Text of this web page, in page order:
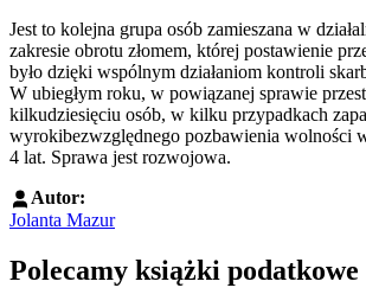
Jest to kolejna grupa osób zamieszana w
zakresie obrotu złomem, której postawienie
było dzięki wspólnym działaniom kontroli
W ubiegłym roku, w powiązanej sprawie
kilkudziesięciu osób, w kilku przypadkach
wyrokibezwzględnego pozbawienia wolności
4 lat. Sprawa jest rozwojowa.
Autor:
Jolanta Mazur
Polecamy książki podatkowe